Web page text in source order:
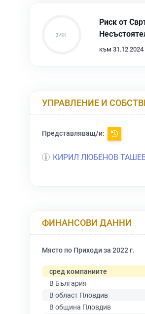
Риск от
към 31.12.2024
УПРАВЛЕНИЕ И
Представляващ/и:
КИРИЛ ЛЮБЕНОВ
ФИНАНСОВИ ДАННИ
Място по Приходи за 2022 г.
сред компаниите
В България
В област Пловдив
В община Пловдив